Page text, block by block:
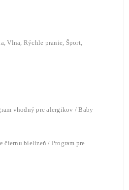
Vlna, Rýchle pranie, Šport,
vhodný pre alergikov / Baby
čiernu bielizeň / Program pre